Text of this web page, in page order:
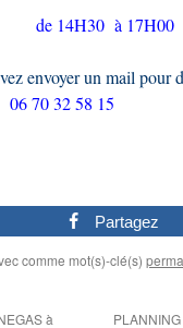
de 14H30 à 17H00
envoyer un mail
06 70 32 58 15
Partagez
comme mot(s)-clé(s)
à